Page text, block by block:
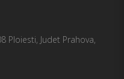
Ploiesti, Judet Prahova,